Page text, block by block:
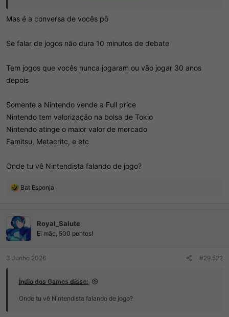
- Criticar port que foi bem otimizado por culpa de algum detalhe
- Repetição de notícia velha (última agora foi de março).
Etc...
Mas é a conversa de vocês pô
Se falar de jogos não dura 10 minutos de debate
Tem jogos que vocês nunca jogaram ou vão jogar 30 anos
depois
Somente a Nintendo vende a Full price
Nintendo tem valorização na bolsa de Tokio
Nintendo atinge o maior valor de mercado
Famitsu, Metacritc, e etc
Onde tu vê Nintendista falando de jogo?
R
ç
õ
e
s
Bat Esponja
Royal_Salute
Ei mãe, 500 pontos!
3 Junho 2026 #29.522
Índio dos Games disse:
Onde tu vê Nintendista falando de jogo?